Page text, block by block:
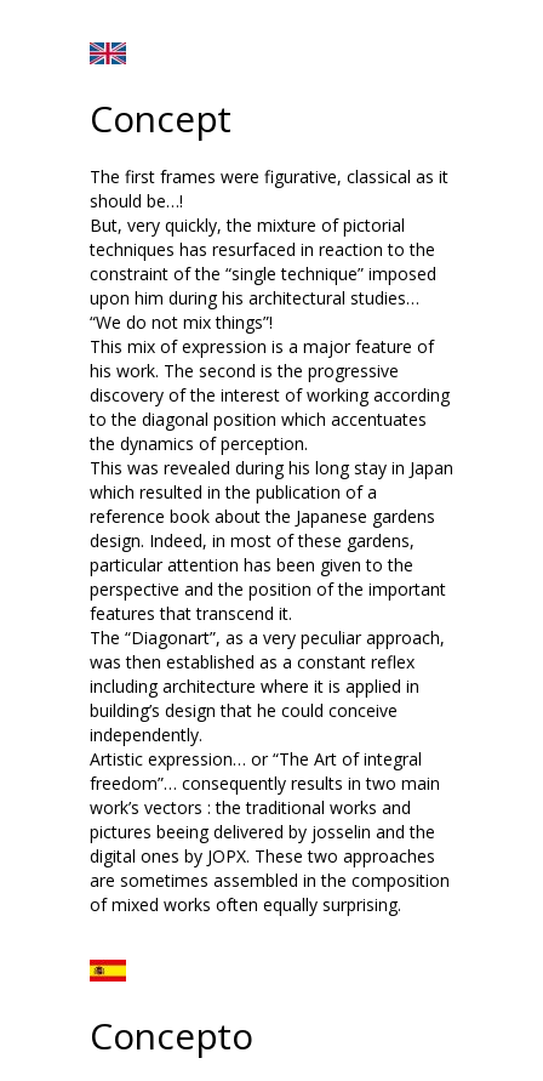
Concept
The first frames were figurative, classical as it
should be…!
But, very quickly, the mixture of pictorial
techniques has resurfaced in reaction to the
constraint of the “single technique” imposed
upon him during his architectural studies…
“We do not mix things”!
This mix of expression is a major feature of
his work. The second is the progressive
discovery of the interest of working according
to the diagonal position which accentuates
the dynamics of perception.
This was revealed during his long stay in Japan
which resulted in the publication of a
reference book about the Japanese gardens
design. Indeed, in most of these gardens,
particular attention has been given to the
perspective and the position of the important
features that transcend it.
The “Diagonart”, as a very peculiar approach,
was then established as a constant reflex
including architecture where it is applied in
building’s design that he could conceive
independently.
Artistic expression… or “The Art of integral
freedom”… consequently results in two main
work’s vectors : the traditional works and
pictures beeing delivered by josselin and the
digital ones by JOPX. These two approaches
are sometimes assembled in the composition
of mixed works often equally surprising.
Concepto